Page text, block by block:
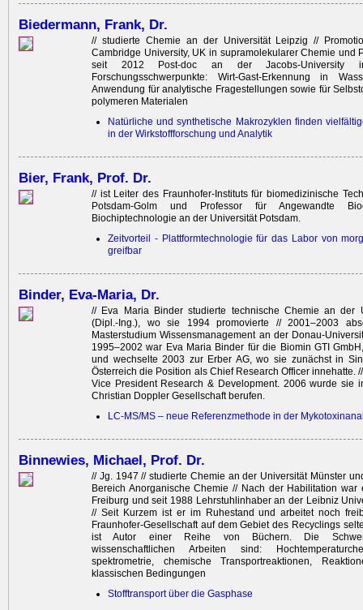
Biedermann, Frank, Dr.
// studierte Chemie an der Universität Leipzig //
Cambridge University, UK in supramolekularer Chemie und
seit 2012 Post-doc an der Jacobs-University
Forschungsschwerpunkte: Wirt-Gast-Erkennung in
Anwendung für analytische Fragestellungen sowie für
polymeren Materialen
Natürliche und synthetische Makrozyklen finden
in der Wirkstoffforschung und Analytik
Bier, Frank, Prof. Dr.
// ist Leiter des Fraunhofer-Instituts für biomedizinische
Potsdam-Golm und Professor für Angewandte
Biochiptechnologie an der Universität Potsdam.
Zeitvorteil - Plattformtechnologie für das Labor von
greifbar
Binder, Eva-Maria, Dr.
// Eva Maria Binder studierte technische Chemie an der
(Dipl.-Ing.), wo sie 1994 promovierte // 2001–2003
Masterstudium Wissens­management an der Donau-
1995–2002 war Eva Maria Binder für die Biomin GTI
und wechselte 2003 zur Erber AG, wo sie zunächst in
Österreich die Position als Chief Research Officer innehatte.
Vice President Research & Development. 2006 wurde sie
Christian Doppler Gesellschaft berufen.
LC-MS/MS – neue Referenzmethode in der
Binnewies, Michael, Prof. Dr.
// Jg. 1947 // studierte Chemie an der Universität Münster
Bereich Anorganische Chemie // Nach der Habilitation
Freiburg und seit 1988 Lehrstuhlinhaber an der Leibniz
// Seit Kurzem ist er im Ruhestand und arbeitet noch
Fraunhofer-Gesellschaft auf dem Gebiet des Recyclings
ist Autor einer Reihe von Büchern. Die
wissenschaftlichen ­Arbeiten sind:
spektrometrie, chemische Transportreaktionen,
klassischen Bedingungen
Stofftransport über die Gasphase